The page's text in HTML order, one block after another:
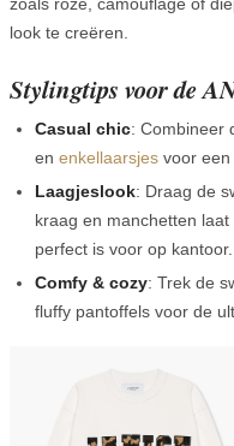
look te creëren.
Stylingtips voor de
Casual chic: Combineer
en enkellaarsjesvoor een
Laagjeslook: Draag de
kraag en manchetten
perfect is voor op kantoor.
Comfy & cozy: Trek de
fluffy pantoffels voor de